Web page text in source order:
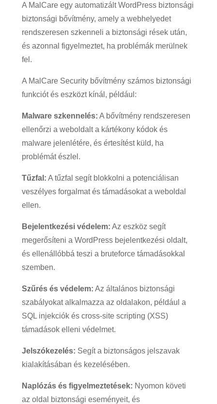
A MalCare egy automatizált WordPress biztonsági
biztonsági bővítmény, amely a webhelyedet
rendszeresen szkenneli a biztonsági rések után,
és azonnal figyelmeztet, ha problémák merülnek
fel.
A MalCare Security bővítmény számos biztonsági
funkciót és eszközt kínál, például:
Malware szkennelés: A bővítmény rendszeresen
ellenőrzi a weboldalt a kártékony kódok és
malware jelenlétére, és értesítést küld, ha
problémát észlel.
Tűzfal: A tűzfal segít blokkolni a potenciálisan
veszélyes forgalmat és támadásokat a weboldal
ellen.
Bejelentkezési védelem: Az eszköz segít
megerősíteni a WordPress bejelentkezési oldalt,
és ellenállóbbá teszi a bruteforce támadásokkal
szemben.
Szűrés és védelem: Az általános biztonsági
szabályokat alkalmazza az oldalakon, például a
SQL injekciók és cross-site scripting (XSS)
támadások elleni védelmet.
Jelszókezelés: Segít a biztonságos jelszavak
kialakításában és kezelésében.
Naplózás és figyelmeztetések: Nyomon követi
az oldal biztonsági eseményeit, és